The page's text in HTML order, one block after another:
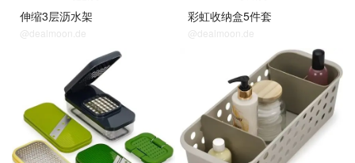
伸缩3层沥水架
@dealmoon.de
彩虹收纳盒5件套
@dealmoon.de